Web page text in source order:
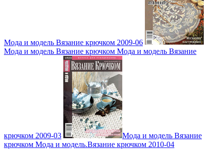
Мода и модель Вязание крючком 2009-06
Мода и модель Вязание крючком Мода и модель Вязание
крючком 2009-03
Мода и модель Вязание
крючком Мода и модель.Вязание крючком 2010-04